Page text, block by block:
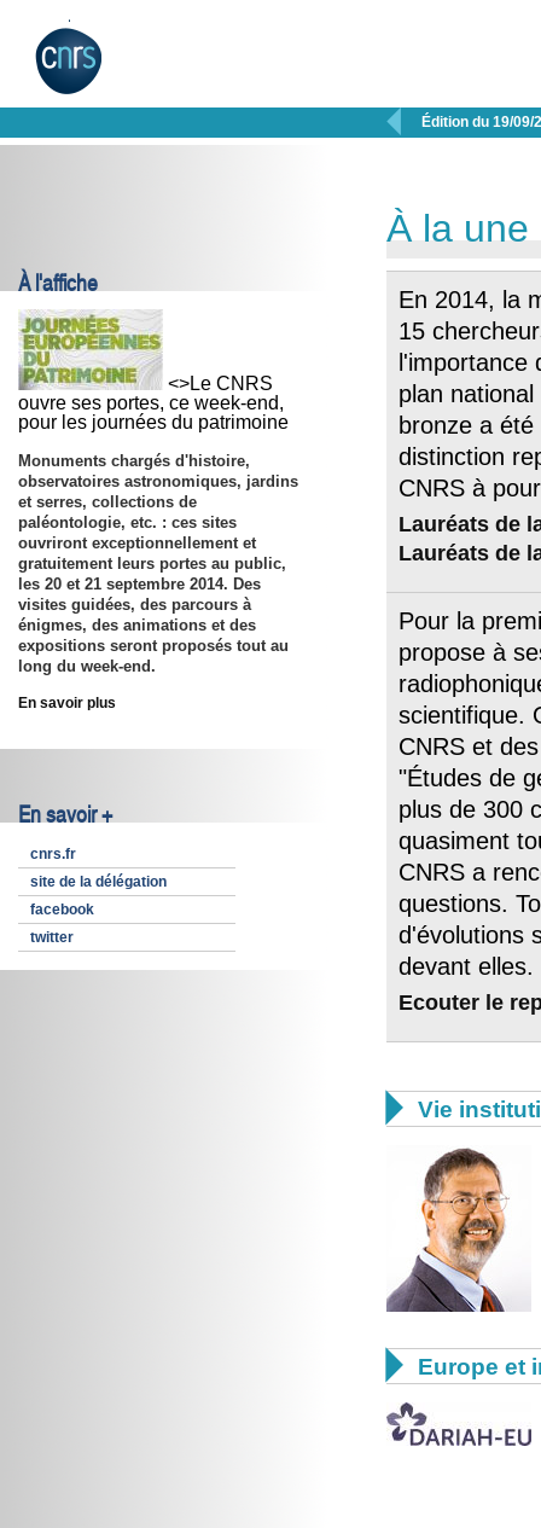
 Édition du 19/09/
À l'affiche
<>Le CNRS
ouvre ses portes, ce week-end,
pour les journées du patrimoine
Monuments chargés d'histoire,
observatoires astronomiques, jardins
et serres, collections de
paléontologie, etc. : ces sites
ouvriront exceptionnellement et
gratuitement leurs portes au public,
les 20 et 21 septembre 2014. Des
visites guidées, des parcours à
énigmes, des animations et des
expositions seront proposés tout au
long du week-end.
En savoir plus
En savoir +
cnrs.fr
site de la délégation
facebook
twitter
À la une
En 2014, la
15
l'importance
plan
bronze a
distinction
CNRS à
Lauréats de
Lauréats de
Pour la
propose à
scientifique.
CNRS et
"Études de
plus de 300
quasiment
CNRS a
questions.
d'évolutions
devant
Ecouter le
 Vie
 Europe et